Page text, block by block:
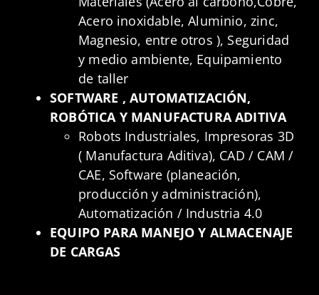
Acero inoxidable, Aluminio, zinc,
Magnesio, entre otros ), Seguridad
y medio ambiente, Equipamiento
de taller
SOFTWARE , AUTOMATIZACIÓN,
ROBÓTICA Y MANUFACTURA ADITIVA
Robots Industriales, Impresoras 3D
( Manufactura Aditiva), CAD / CAM /
CAE, Software (planeación,
producción y administración),
Automatización / Industria 4.0
EQUIPO PARA MANEJO Y ALMACENAJE
DE CARGAS